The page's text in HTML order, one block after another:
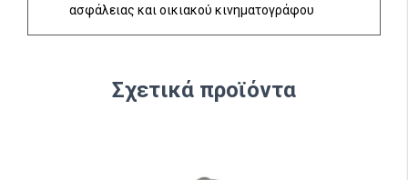
ασφάλειας και οικιακού κινηματογράφου
Σχετικά προϊόντα